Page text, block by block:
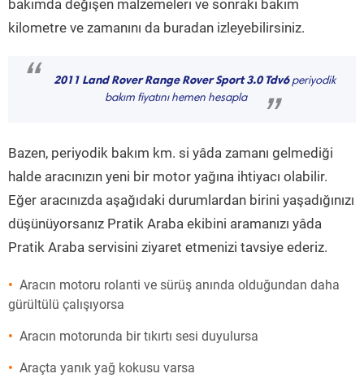
bakımda değişen malzemeleri ve sonraki bakım
kilometre ve zamanını da buradan izleyebilirsiniz.
“ 2011 Land Rover Range Rover Sport 3.0 Tdv6periyodik
bakım fiyatını hemen hesapla
”
Bazen, periyodik bakım km. si yâda zamanı gelmediği
halde aracınızın yeni bir motor yağına ihtiyacı olabilir.
Eğer aracınızda aşağıdaki durumlardan birini yaşadığınızı
düşünüyorsanız Pratik Araba ekibini aramanızı yâda
Pratik Araba servisini ziyaret etmenizi tavsiye ederiz.
Aracın motoru rolanti ve sürüş anında olduğundan daha
gürültülü çalışıyorsa
Aracın motorunda bir tıkırtı sesi duyulursa
Araçta yanık yağ kokusu varsa